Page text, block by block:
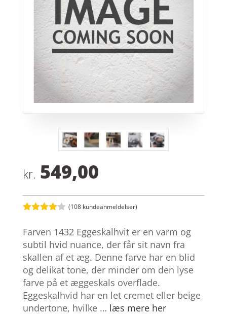
kr. 549,00
ud af 5
baseret
på
kundebed
ømmelse
r
(108 kundeanmeldelser)
Farven 1432 Eggeskalhvit er en varm og
subtil hvid nuance, der får sit navn fra
skallen af et æg. Denne farve har en blid
og delikat tone, der minder om den lyse
farve på et æggeskals overflade.
Eggeskalhvid har en let cremet eller beige
undertone, hvilke … læs mere her